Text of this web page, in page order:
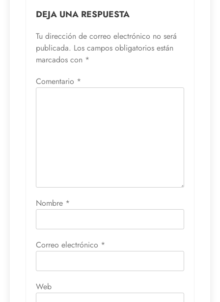
DEJA UNA RESPUESTA
Tu dirección de correo electrónico no será
publicada. Los campos obligatorios están
marcados con *
Comentario *
Nombre *
Correo electrónico *
Web